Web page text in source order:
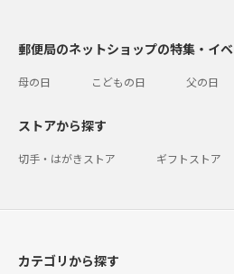
郵便局のネットショップの特集・イ
母の日 こどもの日 父の日
ストアから探す
切手・はがきストア ギフトストア
カテゴリから探す